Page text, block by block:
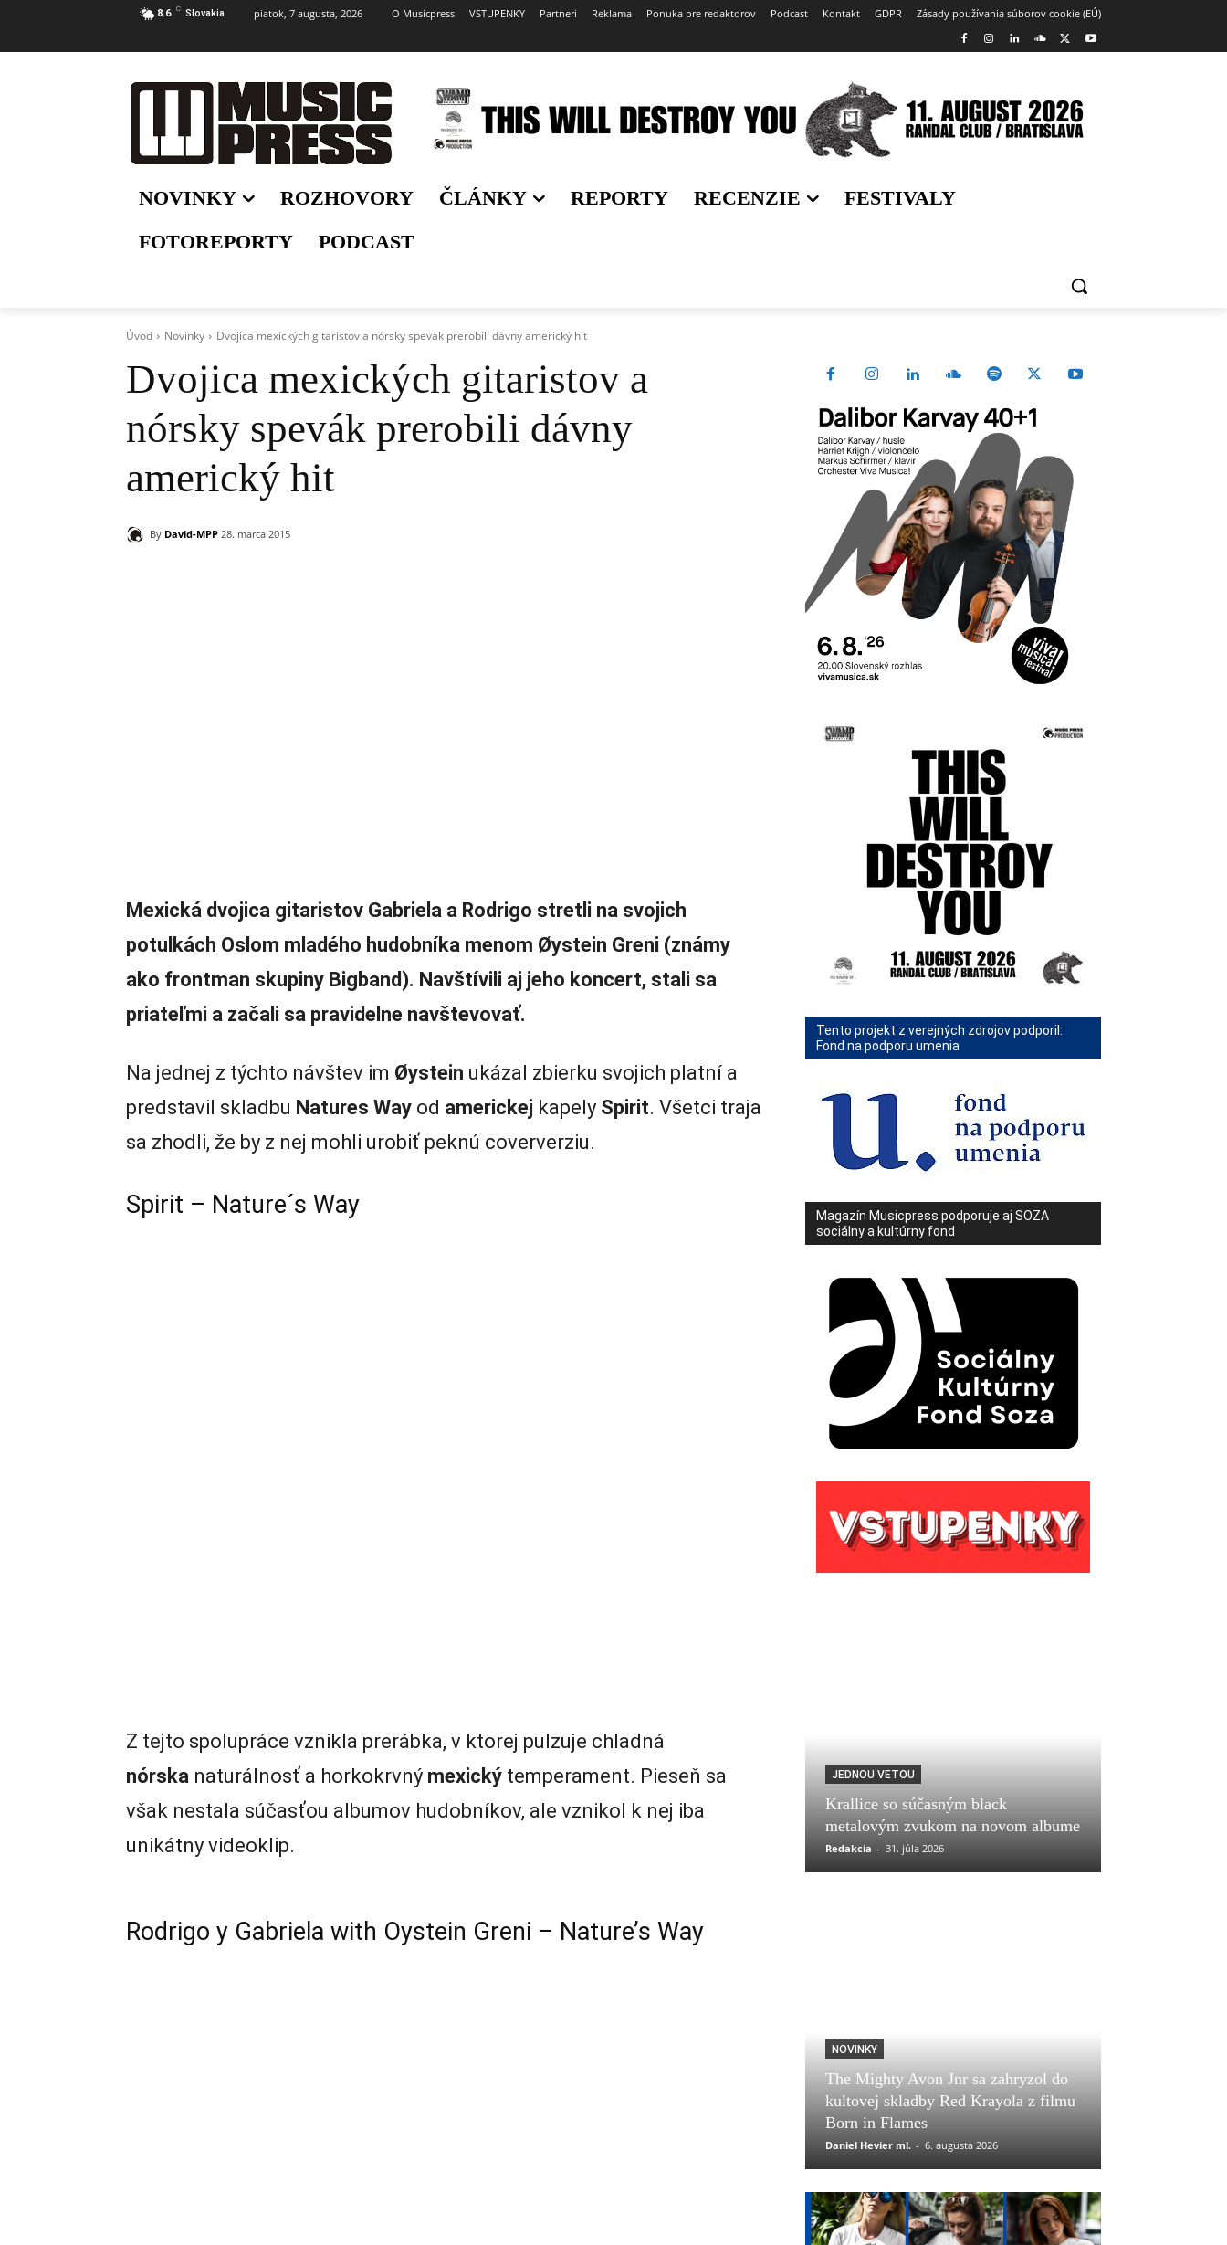
8.6 C Slovakia piatok, 7 augusta, 2026 O Musicpress VSTUPENKY Partneri Reklama Ponuka pre redaktorov Podcast Kontakt GDPR Zásady používania súborov cookie (EÚ)
NOVINKY ROZHOVORY ČLÁNKY REPORTY RECENZIE
FESTIVALY
FOTOREPORTY
PODCAST
Úvod Novinky Dvojica mexických gitaristov a nórsky spevák prerobili dávny americký hit
Dvojica mexických gitaristov a
nórsky spevák prerobili dávny
americký hit
By David-MPP 28. marca 2015
Mexická dvojica gitaristov Gabriela a Rodrigo stretli na svojich
potulkách Oslom mladého hudobníka menom Øystein Greni (známy
ako frontman skupiny Bigband). Navštívili aj jeho koncert, stali sa
priateľmi a začali sa pravidelne navštevovať.
Na jednej z týchto návštev im Øystein ukázal zbierku svojich platní a
predstavil skladbu Natures Way od americkej kapely Spirit. Všetci traja
sa zhodli, že by z nej mohli urobiť peknú coververziu.
Spirit – Nature´s Way
Z tejto spolupráce vznikla prerábka, v ktorej pulzuje chladná
nórska naturálnosť a horkokrvný mexický temperament. Pieseň sa
však nestala súčasťou albumov hudobníkov, ale vznikol k nej iba
unikátny videoklip.
Rodrigo y Gabriela with Oystein Greni – Nature’s Way
Tento projekt z verejných zdrojov podporil:
Fond na podporu umenia
Magazín Musicpress podporuje aj SOZA
sociálny a kultúrny fond
JEDNOU VETOU
Krallice so súčasným black
metalovým zvukom na novom albume
Redakcia - 31. júla 2026
NOVINKY
The Mighty Avon Jnr sa zahryzol do
kultovej skladby Red Krayola z filmu
Born in Flames
Daniel Hevier ml. - 6. augusta 2026